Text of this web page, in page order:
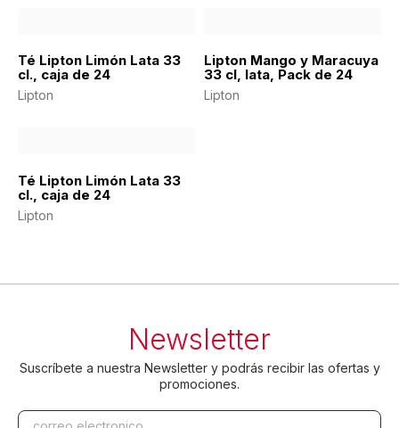
Té Lipton Limón Lata 33
cl., caja de 24
Lipton
Lipton Mango y Maracuya
33 cl, lata, Pack de 24
Lipton
Té Lipton Limón Lata 33
cl., caja de 24
Lipton
Newsletter
Suscríbete a nuestra Newsletter y podrás recibir las ofertas y
promociones.